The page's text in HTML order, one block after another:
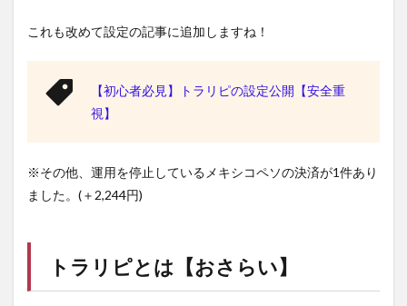
これも改めて設定の記事に追加しますね！
【初心者必見】トラリピの設定公開【安全重
視】
※その他、運用を停止しているメキシコペソの決済が1件あり
ました。(＋2,244円)
トラリピとは【おさらい】